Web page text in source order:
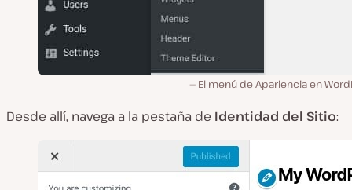
El menú de Apariencia en
Desde allí, navega a la pestaña de Identidad del Sitio: